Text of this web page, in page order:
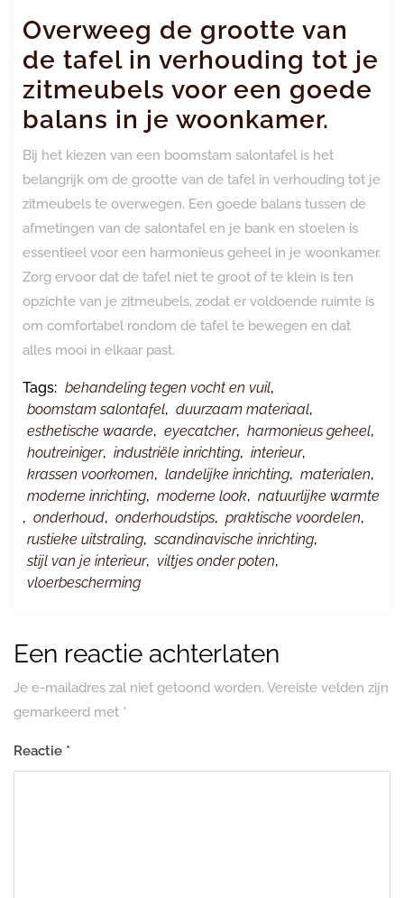
Overweeg de grootte van
de tafel in verhouding tot je
zitmeubels voor een goede
balans in je woonkamer.
Bij het kiezen van een boomstam salontafel is het
belangrijk om de grootte van de tafel in verhouding tot je
zitmeubels te overwegen. Een goede balans tussen de
afmetingen van de salontafel en je bank en stoelen is
essentieel voor een harmonieus geheel in je woonkamer.
Zorg ervoor dat de tafel niet te groot of te klein is ten
opzichte van je zitmeubels, zodat er voldoende ruimte is
om comfortabel rondom de tafel te bewegen en dat
alles mooi in elkaar past.
Tags: behandeling tegen vocht en vuil,
boomstam salontafel, duurzaam materiaal,
esthetische waarde, eyecatcher, harmonieus geheel,
houtreiniger, industriële inrichting, interieur,
krassen voorkomen, landelijke inrichting, materialen,
moderne inrichting, moderne look, natuurlijke warmte
, onderhoud, onderhoudstips, praktische voordelen,
rustieke uitstraling, scandinavische inrichting,
stijl van je interieur, viltjes onder poten,
vloerbescherming
Een reactie achterlaten
Je e-mailadres zal niet getoond worden. Vereiste velden zijn
gemarkeerd met *
Reactie *